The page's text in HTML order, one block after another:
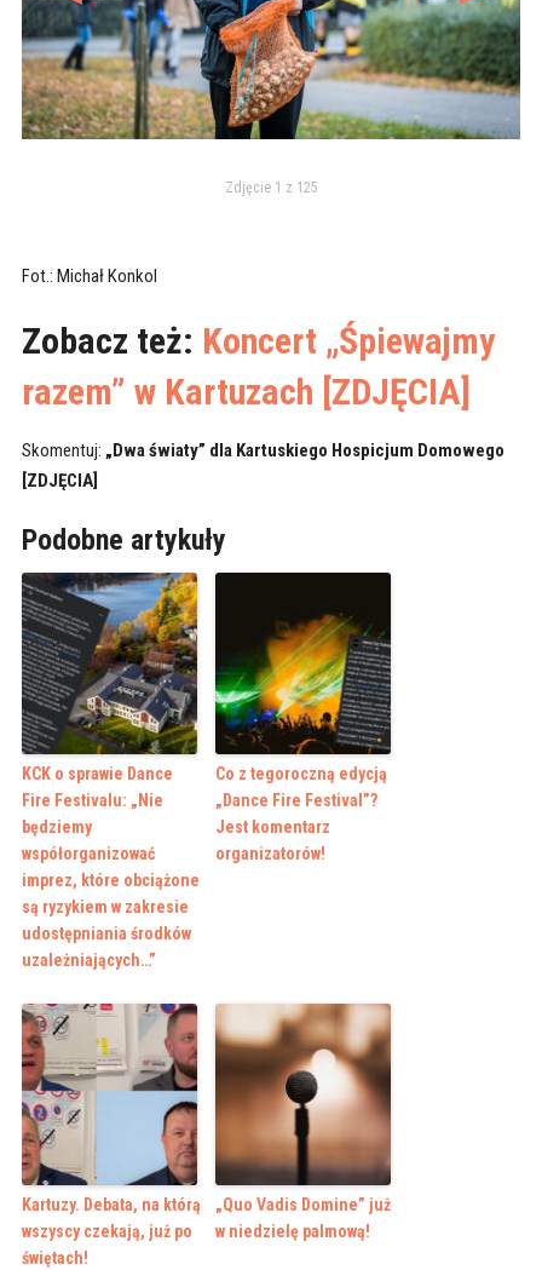
Zdjęcie 1 z 125
Fot.: Michał Konkol
Zobacz też: Koncert „Śpiewajmy
razem” w Kartuzach [ZDJĘCIA]
Skomentuj: „Dwa światy” dla Kartuskiego Hospicjum Domowego
[ZDJĘCIA]
Podobne artykuły
KCK o sprawie Dance
Fire Festivalu: „Nie
będziemy
współorganizować
imprez, które obciążone
są ryzykiem w zakresie
udostępniania środków
uzależniających…”
Co z tegoroczną edycją
„Dance Fire Festival”?
Jest komentarz
organizatorów!
Kartuzy. Debata, na którą
wszyscy czekają, już po
świętach!
„Quo Vadis Domine” już
w niedzielę palmową!